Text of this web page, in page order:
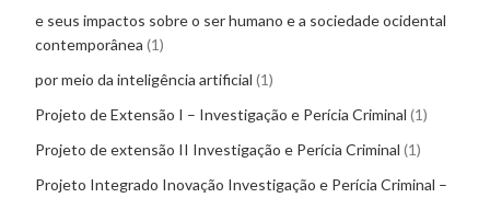
e seus impactos sobre o ser humano e a sociedade ocidental
contemporânea 1
por meio da inteligência artificial 1
Projeto de Extensão I – Investigação e Perícia Criminal 1
Projeto de extensão II Investigação e Perícia Criminal 1
Projeto Integrado Inovação Investigação e Perícia Criminal –